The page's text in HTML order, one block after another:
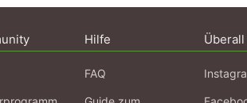
Hilfe
FAQ
Überall